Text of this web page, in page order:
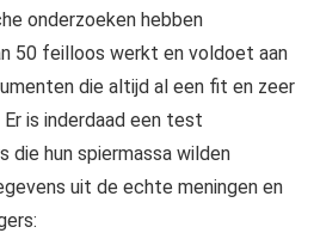
onderzoeken hebben
50 feilloos werkt en voldoet aan
die altijd al een fit en zeer
is inderdaad een test
die hun spiermassa wilden
uit de echte meningen en